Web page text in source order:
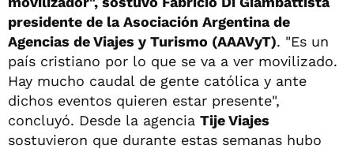
presidente de la Asociación Argentina de
Agencias de Viajes y Turismo (AAAVyT). "Es un
país cristiano por lo que se va a ver movilizado.
Hay mucho caudal de gente católica y ante
dichos eventos quieren estar presente",
concluyó. Desde la agencia Tije Viajes
sostuvieron que durante estas semanas hubo